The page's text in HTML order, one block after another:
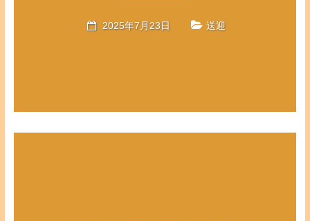
2025年7月23日 送迎